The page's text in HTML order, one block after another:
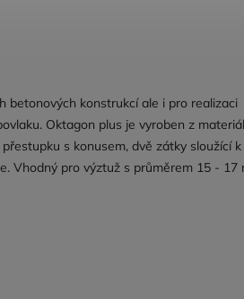
betonových konstrukcí ale i pro realizaci
Oktagon plus je vyroben z
s konusem, dvě zátky sloužící k
Vhodný pro výztuž s průměrem 15 - 17